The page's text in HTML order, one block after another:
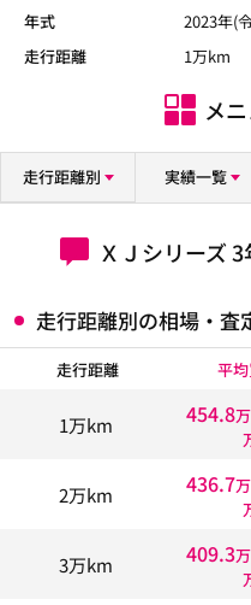
年式
2023年(
走行距離
1万km
メ
走行距離別 実績一覧
ＸＪシリーズ
走行距離別の相場・査
走行距離 平
1万km 454.8
2万km 436.7
3万km 409.3